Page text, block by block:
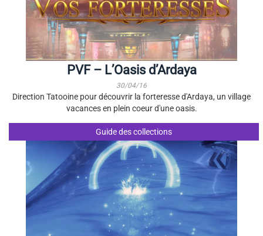
PVF – L’Oasis d’Ardaya
30/04/16
Direction Tatooine pour découvrir la forteresse d'Ardaya, un village
vacances en plein coeur d'une oasis.
Guide des collections